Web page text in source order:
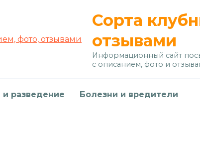
Сорта
отзывами
Информационный сайт
с описанием, фото и
и разведение Болезни и вредители